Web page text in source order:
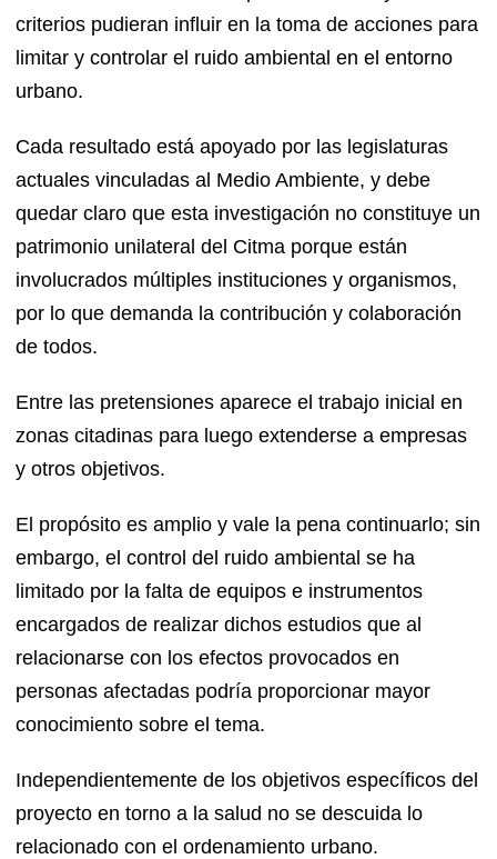
criterios pudieran influir en la toma de acciones para
limitar y controlar el ruido ambiental en el entorno
urbano.
Cada resultado está apoyado por las legislaturas
actuales vinculadas al Medio Ambiente, y debe
quedar claro que esta investigación no constituye un
patrimonio unilateral del Citma porque están
involucrados múltiples instituciones y organismos,
por lo que demanda la contribución y colaboración
de todos.
Entre las pretensiones aparece el trabajo inicial en
zonas citadinas para luego extenderse a empresas
y otros objetivos.
El propósito es amplio y vale la pena continuarlo; sin
embargo, el control del ruido ambiental se ha
limitado por la falta de equipos e instrumentos
encargados de realizar dichos estudios que al
relacionarse con los efectos provocados en
personas afectadas podría proporcionar mayor
conocimiento sobre el tema.
Independientemente de los objetivos específicos del
proyecto en torno a la salud no se descuida lo
relacionado con el ordenamiento urbano.